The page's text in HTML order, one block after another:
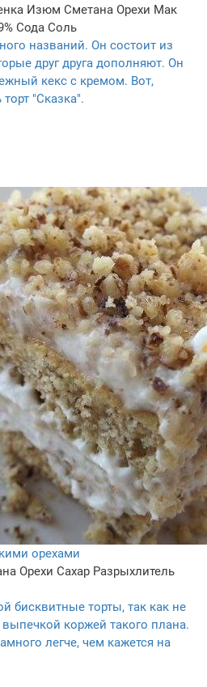
Изюм Сметана Орехи Мак
Сода Соль
названий. Он состоит из
друг друга дополняют. Он
кекс с кремом. Вот,
"Сказка".
орехами
Орехи Сахар Разрыхлитель
бисквитные торты, так как не
выпечкой коржей такого плана.
легче, чем кажется на